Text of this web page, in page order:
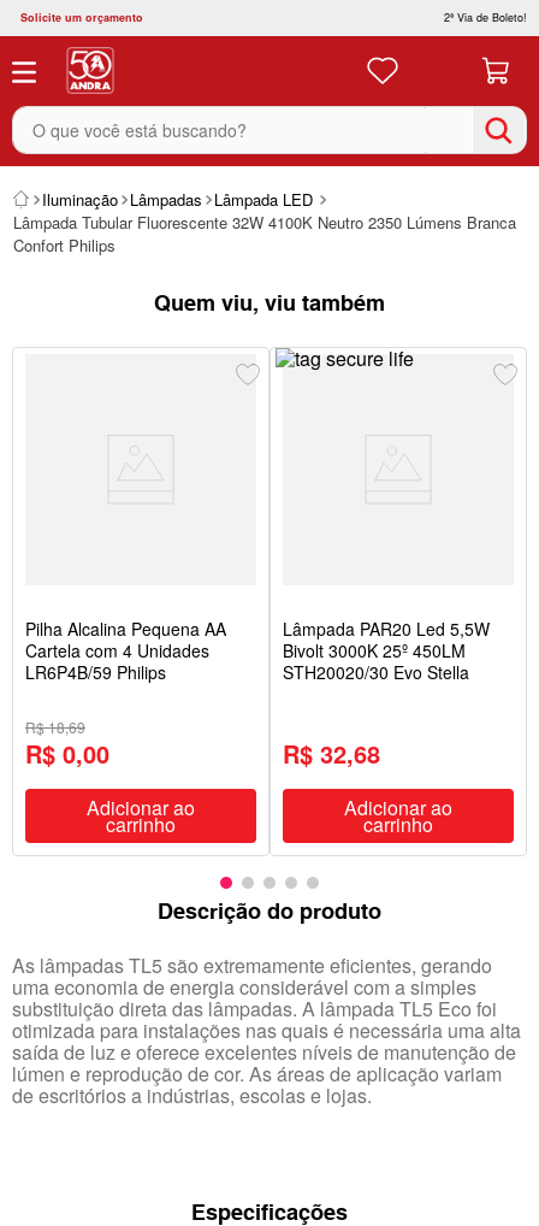
Solicite um orçamento 2ª Via de Boleto!
O que você está buscando?
Iluminação Lâmpadas
Lâmpada LED
Lâmpada Tubular Fluorescente 32W 4100K Neutro 2350 Lúmens Branca
Confort Philips
Quem viu, viu também
Pilha Alcalina Pequena AA
Cartela com 4 Unidades
LR6P4B/59 Philips
R$ 18,69
R$ 0,00
Adicionar ao
carrinho
Lâmpada PAR20 Led 5,5W
Bivolt 3000K 25º 450LM
STH20020/30 Evo Stella
R$ 32,68
Adicionar ao
carrinho
Descrição do produto
As lâmpadas TL5 são extremamente eficientes, gerando
uma economia de energia considerável com a simples
substituição direta das lâmpadas. A lâmpada TL5 Eco foi
otimizada para instalações nas quais é necessária uma alta
saída de luz e oferece excelentes níveis de manutenção de
lúmen e reprodução de cor. As áreas de aplicação variam
de escritórios a indústrias, escolas e lojas.
Especificações